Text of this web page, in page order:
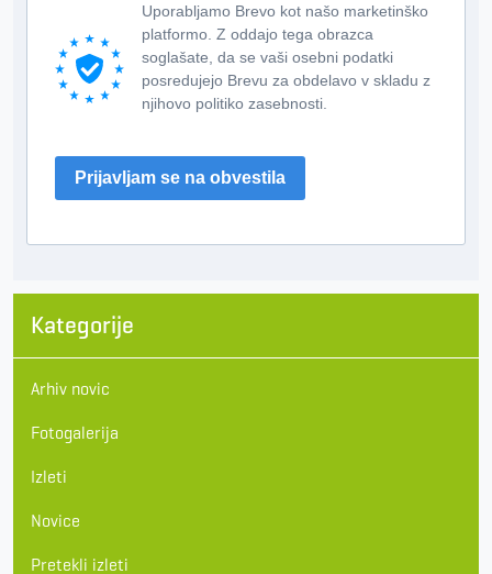
Uporabljamo Brevo kot našo marketinško
platformo. Z oddajo tega obrazca
soglašate, da se vaši osebni podatki
posredujejo Brevu za obdelavo v skladu z
njihovo politiko zasebnosti.
Prijavljam se na obvestila
Kategorije
Arhiv novic
Fotogalerija
Izleti
Novice
Pretekli izleti